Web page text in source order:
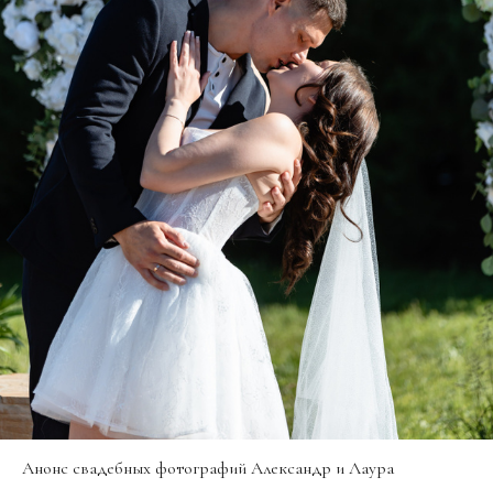
Анонс свадебных фотографий Александр и Лаура